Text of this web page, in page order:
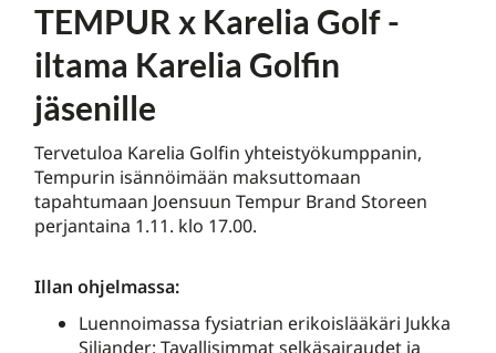
TEMPUR x Karelia Golf -
iltama Karelia Golfin
jäsenille
Tervetuloa Karelia Golfin yhteistyökumppanin,
Tempurin isännöimään maksuttomaan
tapahtumaan Joensuun Tempur Brand Storeen
perjantaina 1.11. klo 17.00.
Illan ohjelmassa:
Luennoimassa fysiatrian erikoislääkäri Jukka
Siljander: Tavallisimmat selkäsairaudet ja